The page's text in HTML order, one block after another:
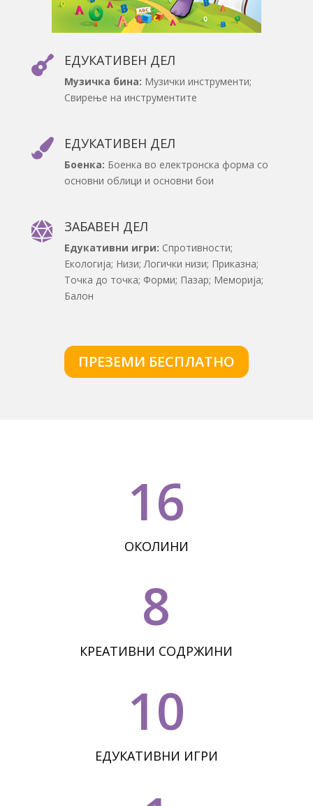
 ЕДУКАТИВЕН ДЕЛ
Музичка бина: Музички инструменти;
Свирење на инструментите
 ЕДУКАТИВЕН ДЕЛ
Боенка: Боенка во електронска форма со
основни облици и основни бои
 ЗАБАВЕН ДЕЛ
Едукативни игри: Спротивности;
Екологија; Низи; Логички низи; Приказна;
Точка до точка; Форми; Пазар; Меморија;
Балон
ПРЕЗЕМИ БЕСПЛАТНО
16
ОКОЛИНИ
8
КРЕАТИВНИ СОДРЖИНИ
10
ЕДУКАТИВНИ ИГРИ